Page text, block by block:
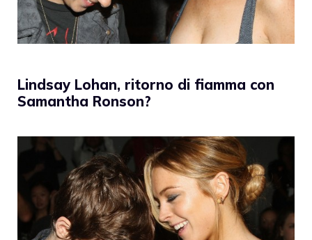
Lindsay Lohan, ritorno di fiamma con
Samantha Ronson?